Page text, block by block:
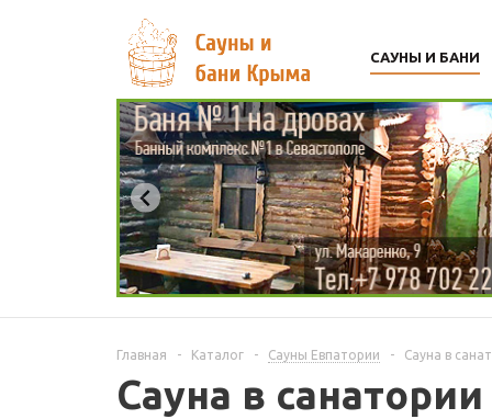
САУНЫ И БАНИ
Главная - Каталог - Сауны Евпатории - Сауна в
Сауна в